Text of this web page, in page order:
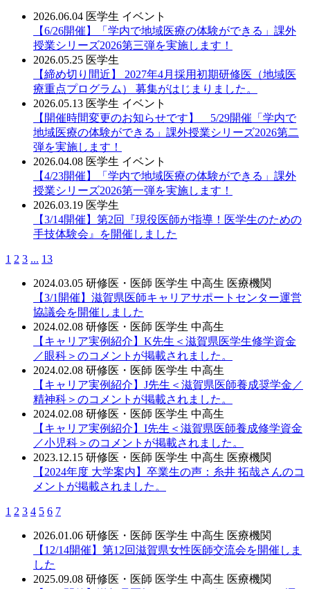
2026.06.04 医学生 イベント
【6/26開催】「学内で地域医療の体験ができる」課外
授業シリーズ2026第三弾を実施します！
2026.05.25 医学生
【締め切り間近】 2027年4月採用初期研修医（地域医
療重点プログラム） 募集がはじまりました。
2026.05.13 医学生 イベント
【開催時間変更のお知らせです】 5/29開催「学内で
地域医療の体験ができる」課外授業シリーズ2026第二
弾を実施します！
2026.04.08 医学生 イベント
【4/23開催】「学内で地域医療の体験ができる」課外
授業シリーズ2026第一弾を実施します！
2026.03.19 医学生
【3/14開催】第2回『現役医師が指導！医学生のための
手技体験会』を開催しました
1 2 3 ... 13
2024.03.05 研修医・医師 医学生 中高生 医療機関
【3/1開催】滋賀県医師キャリアサポートセンター運営
協議会を開催しました
2024.02.08 研修医・医師 医学生 中高生
【キャリア実例紹介】K先生＜滋賀県医学生修学資金
／眼科＞のコメントが掲載されました。
2024.02.08 研修医・医師 医学生 中高生
【キャリア実例紹介】J先生＜滋賀県医師養成奨学金／
精神科＞のコメントが掲載されました。
2024.02.08 研修医・医師 医学生 中高生
【キャリア実例紹介】I先生＜滋賀県医師養成修学資金
／小児科＞のコメントが掲載されました。
2023.12.15 研修医・医師 医学生 中高生 医療機関
【2024年度 大学案内】卒業生の声：糸井 拓哉さんのコ
メントが掲載されました。
1 2 3 4 5 6 7
2026.01.06 研修医・医師 医学生 中高生 医療機関
【12/14開催】第12回滋賀県女性医師交流会を開催しま
した
2025.09.08 研修医・医師 医学生 中高生 医療機関